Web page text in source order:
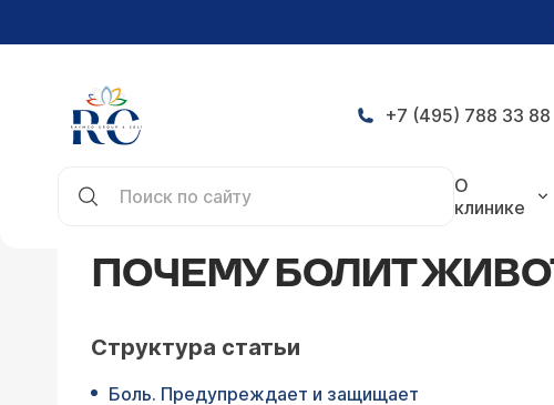
+7 (495) 788 33 88
О
клинике
ПОЧЕМУ БОЛИТ
Структура статьи
Боль. Предупреждает и защищает